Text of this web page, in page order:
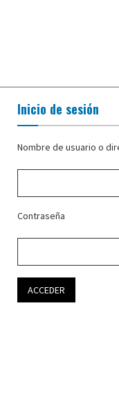
Inicio de sesión
Nombre de usuario o
Contraseña